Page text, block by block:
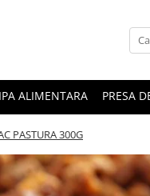
ALIMENTARA PRESA
PASTURA 300G